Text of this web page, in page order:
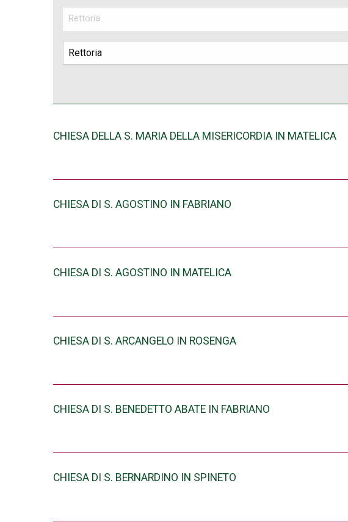
CHIESA DELLA S. MARIA DELLA MISERICORDIA IN MATELICA
CHIESA DI S. AGOSTINO IN FABRIANO
CHIESA DI S. AGOSTINO IN MATELICA
CHIESA DI S. ARCANGELO IN ROSENGA
CHIESA DI S. BENEDETTO ABATE IN FABRIANO
CHIESA DI S. BERNARDINO IN SPINETO